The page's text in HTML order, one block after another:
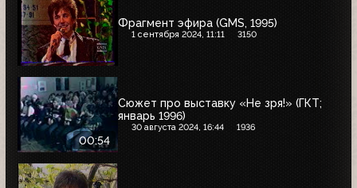
Фрагмент эфира (GMS, 1995)
1 сентября 2024, 11:11 3150
00:54
Сюжет про выставку «Не зря!» (ГКТ;
январь 1996)
30 августа 2024, 16:44 1936